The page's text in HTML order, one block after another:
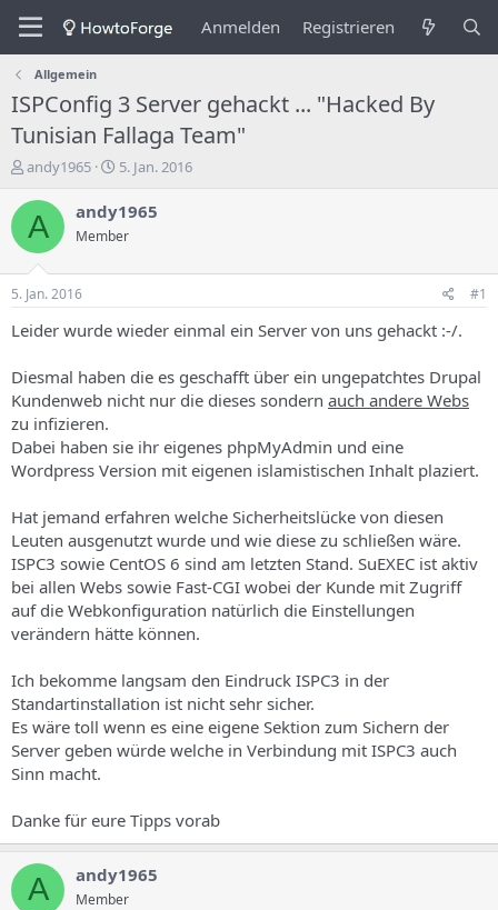
Anmelden Registrieren
Allgemein
ISPConfig 3 Server gehackt ... "Hacked By
Tunisian Fallaga Team"
E
s
t
e
l
e
r
s
T
h
e
m
andy1965
E
s
e
n
d
a
u
m
5. Jan. 2016
A andy1965
Member
5. Jan. 2016 #1
Leider wurde wieder einmal ein Server von uns gehackt :-/.
Diesmal haben die es geschafft über ein ungepatchtes Drupal
Kundenweb nicht nur die dieses sondern auch andere Webs
zu infizieren.
Dabei haben sie ihr eigenes phpMyAdmin und eine
Wordpress Version mit eigenen islamistischen Inhalt plaziert.
Hat jemand erfahren welche Sicherheitslücke von diesen
Leuten ausgenutzt wurde und wie diese zu schließen wäre.
ISPC3 sowie CentOS 6 sind am letzten Stand. SuEXEC ist aktiv
bei allen Webs sowie Fast-CGI wobei der Kunde mit Zugriff
auf die Webkonfiguration natürlich die Einstellungen
verändern hätte können.
Ich bekomme langsam den Eindruck ISPC3 in der
Standartinstallation ist nicht sehr sicher.
Es wäre toll wenn es eine eigene Sektion zum Sichern der
Server geben würde welche in Verbindung mit ISPC3 auch
Sinn macht.
Danke für eure Tipps vorab
A andy1965
Member